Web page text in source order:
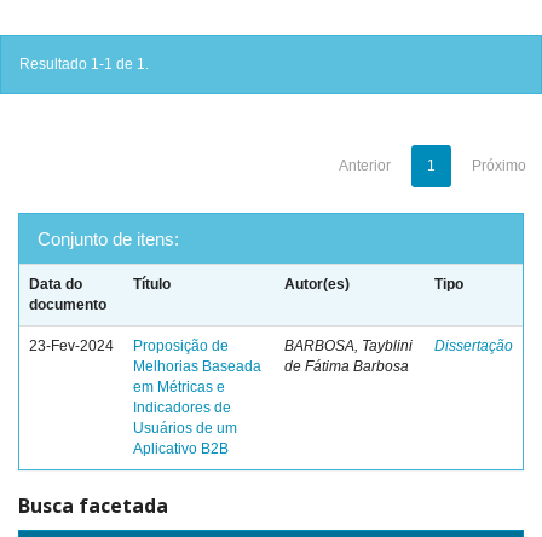
Resultado 1-1 de 1.
Anterior 1 Próximo
Conjunto de itens:
Data do
documento
Título Autor(es) Tipo
23-Fev-2024
Proposição de
Melhorias Baseada
em Métricas e
Indicadores de
Usuários de um
Aplicativo B2B
BARBOSA, Tayblini
de Fátima Barbosa
Dissertação
Busca facetada